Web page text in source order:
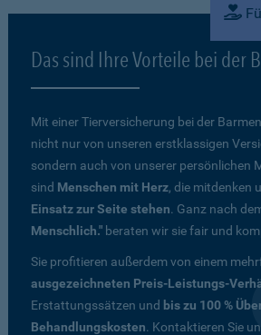
Das sind Ihre Vorteile bei der
Mit einer Tierversicherung bei der
nicht nur von unseren erstklassigen
sondern auch von unserer persönlichen
sind Menschen mit Herz, die mitdenken
Einsatz zur Seite stehen. Ganz nach
Menschlich." beraten wir sie fair und
Sie profitieren außerdem von einem
ausgezeichneten Preis-Leistungs-
Erstattungssätzen und bis zu 100 %
Behandlungskosten. Kontaktieren Sie